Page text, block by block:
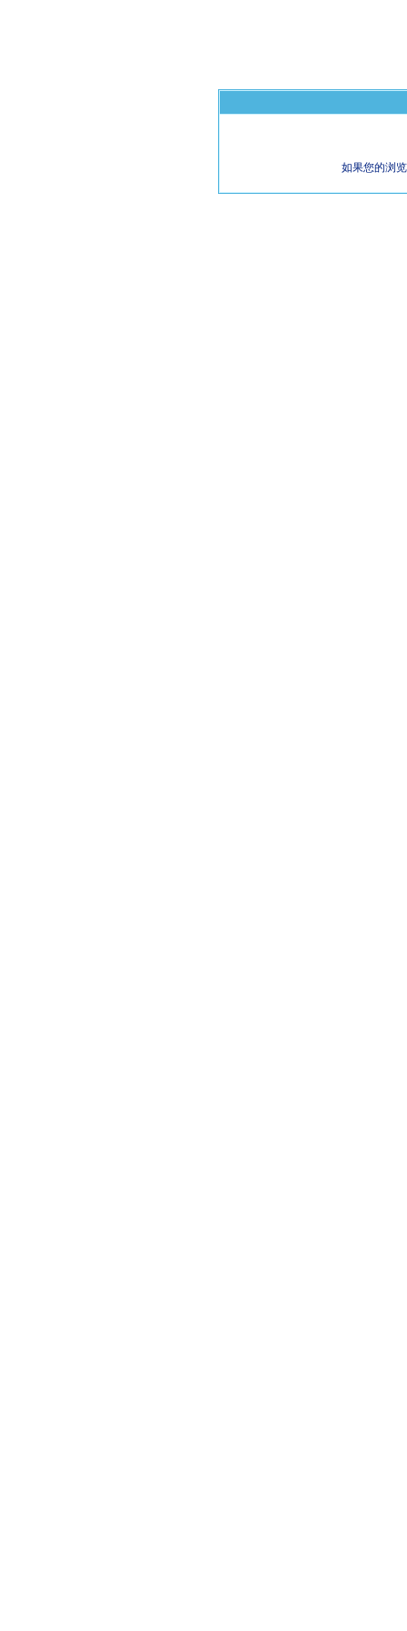
如果您的浏